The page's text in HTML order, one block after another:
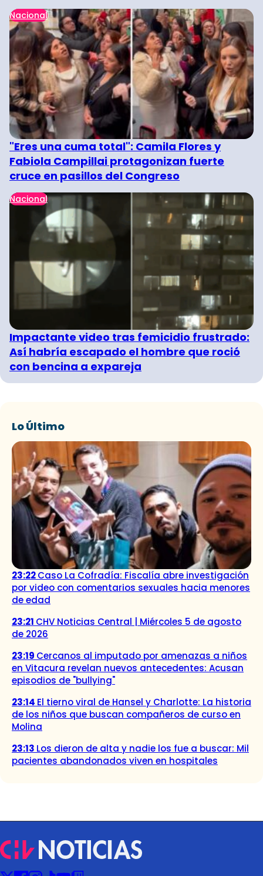
Nacional
"Eres una cuma total": Camila Flores y
Fabiola Campillai protagonizan fuerte
cruce en pasillos del Congreso
Nacional
Impactante video tras femicidio frustrado:
Así habría escapado el hombre que roció
con bencina a expareja
Lo Último
23:22Caso La Cofradía: Fiscalía abre investigación
por video con comentarios sexuales hacia menores
de edad
23:21 CHV Noticias Central | Miércoles 5 de agosto
de 2026
23:19 Cercanos al imputado por amenazas a niños
en Vitacura revelan nuevos antecedentes: Acusan
episodios de "bullying"
23:14 El tierno viral de Hansel y Charlotte: La historia
de los niños que buscan compañeros de curso en
Molina
23:13 Los dieron de alta y nadie los fue a buscar: Mil
pacientes abandonados viven en hospitales